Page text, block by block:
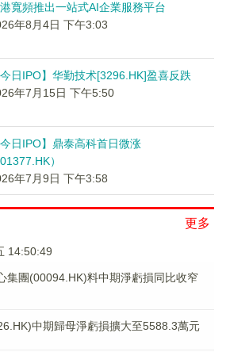
寬頻推出一站式AI企業服務平台
年8月4日 下午3:03
今日IPO】华勤技术[3296.HK]盈喜反跌
年7月15日 下午5:50
今日IPO】鼎泰高科首日微涨
01377.HK）
年7月9日 下午3:58
更多
14:50:50
集團(00094.HK)料中期淨虧損同比收窄
中期歸母淨虧損擴大至5588.3萬元